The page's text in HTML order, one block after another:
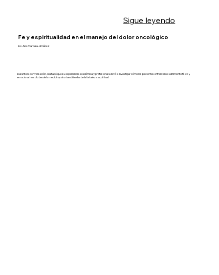
Sigue leyendo
Fe y espiritualidad en el manejo del dolor oncológico
Lic. Ana Marcela Jiménez
Durante la conversación, destacó que su experiencia académica y profesional la llevó a investigar cómo los pacientes enfrentan el sufrimiento físico y
emocional no solo desde la medicina, sino también desde la fortaleza espiritual.